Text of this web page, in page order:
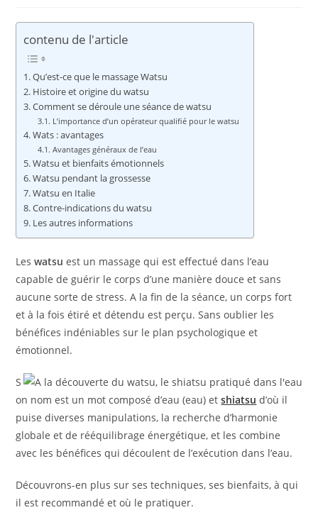
publication :
contenu de l'article
Qu’est-ce que le massage Watsu
Histoire et origine du watsu
Comment se déroule une séance de watsu
L’importance d’un opérateur qualifié pour le watsu
Wats : avantages
Avantages généraux de l’eau
Watsu et bienfaits émotionnels
Watsu pendant la grossesse
Watsu en Italie
Contre-indications du watsu
Les autres informations
Leswatsu est un massage qui est effectué dans l’eau
capable de guérir le corps d’une manière douce et sans
aucune sorte de stress. A la fin de la séance, un corps fort
et à la fois étiré et détendu est perçu. Sans oublier les
bénéfices indéniables sur le plan psychologique et
émotionnel.
S
on nom est un mot composé d’eau (eau) etshiatsu d’où il
puise diverses manipulations, la recherche d’harmonie
globale et de rééquilibrage énergétique, et les combine
avec les bénéfices qui découlent de l’exécution dans l’eau.
Découvrons-en plus sur ses techniques, ses bienfaits, à qui
il est recommandé et où le pratiquer.